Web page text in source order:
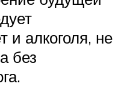
и алкоголя, не
без